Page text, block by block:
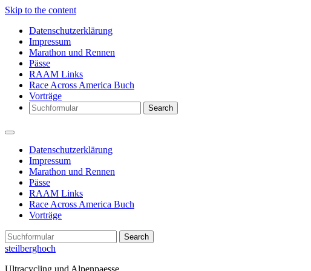
Skip to the content
Datenschutzerklärung
Impressum
Marathon und Rennen
Pässe
RAAM Links
Race Across America Buch
Vorträge
Search
Datenschutzerklärung
Impressum
Marathon und Rennen
Pässe
RAAM Links
Race Across America Buch
Vorträge
Search
steilberghoch
Ultracycling und Alpenpaesse